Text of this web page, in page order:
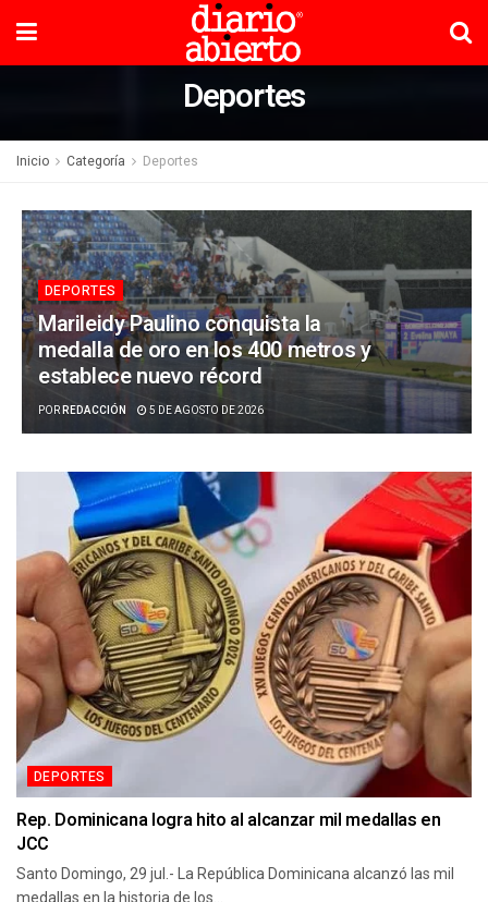
Deportes
Inicio Categoría Deportes
DEPORTES
Marileidy Paulino conquista la
medalla de oro en los 400 metros y
establece nuevo récord
PORREDACCIÓN 5 DE AGOSTO DE 2026
DEPORTES
Rep. Dominicana logra hito al alcanzar mil medallas en
JCC
Santo Domingo, 29 jul.- La República Dominicana alcanzó las mil
medallas en la historia de los...